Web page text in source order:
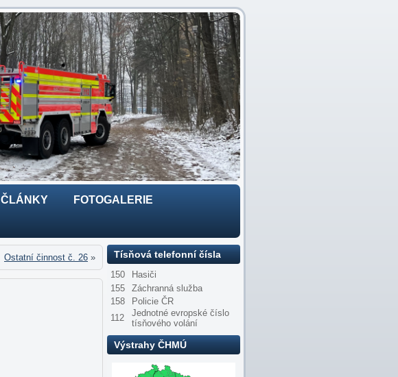
ČLÁNKY
FOTOGALERIE
Ostatní činnost č. 26 » Tísňová telefonní čísla
150
Hasiči
155
Záchranná služba
158
Policie ČR
112
Jednotné evropské číslo
tísňového volání
Výstrahy ČHMÚ